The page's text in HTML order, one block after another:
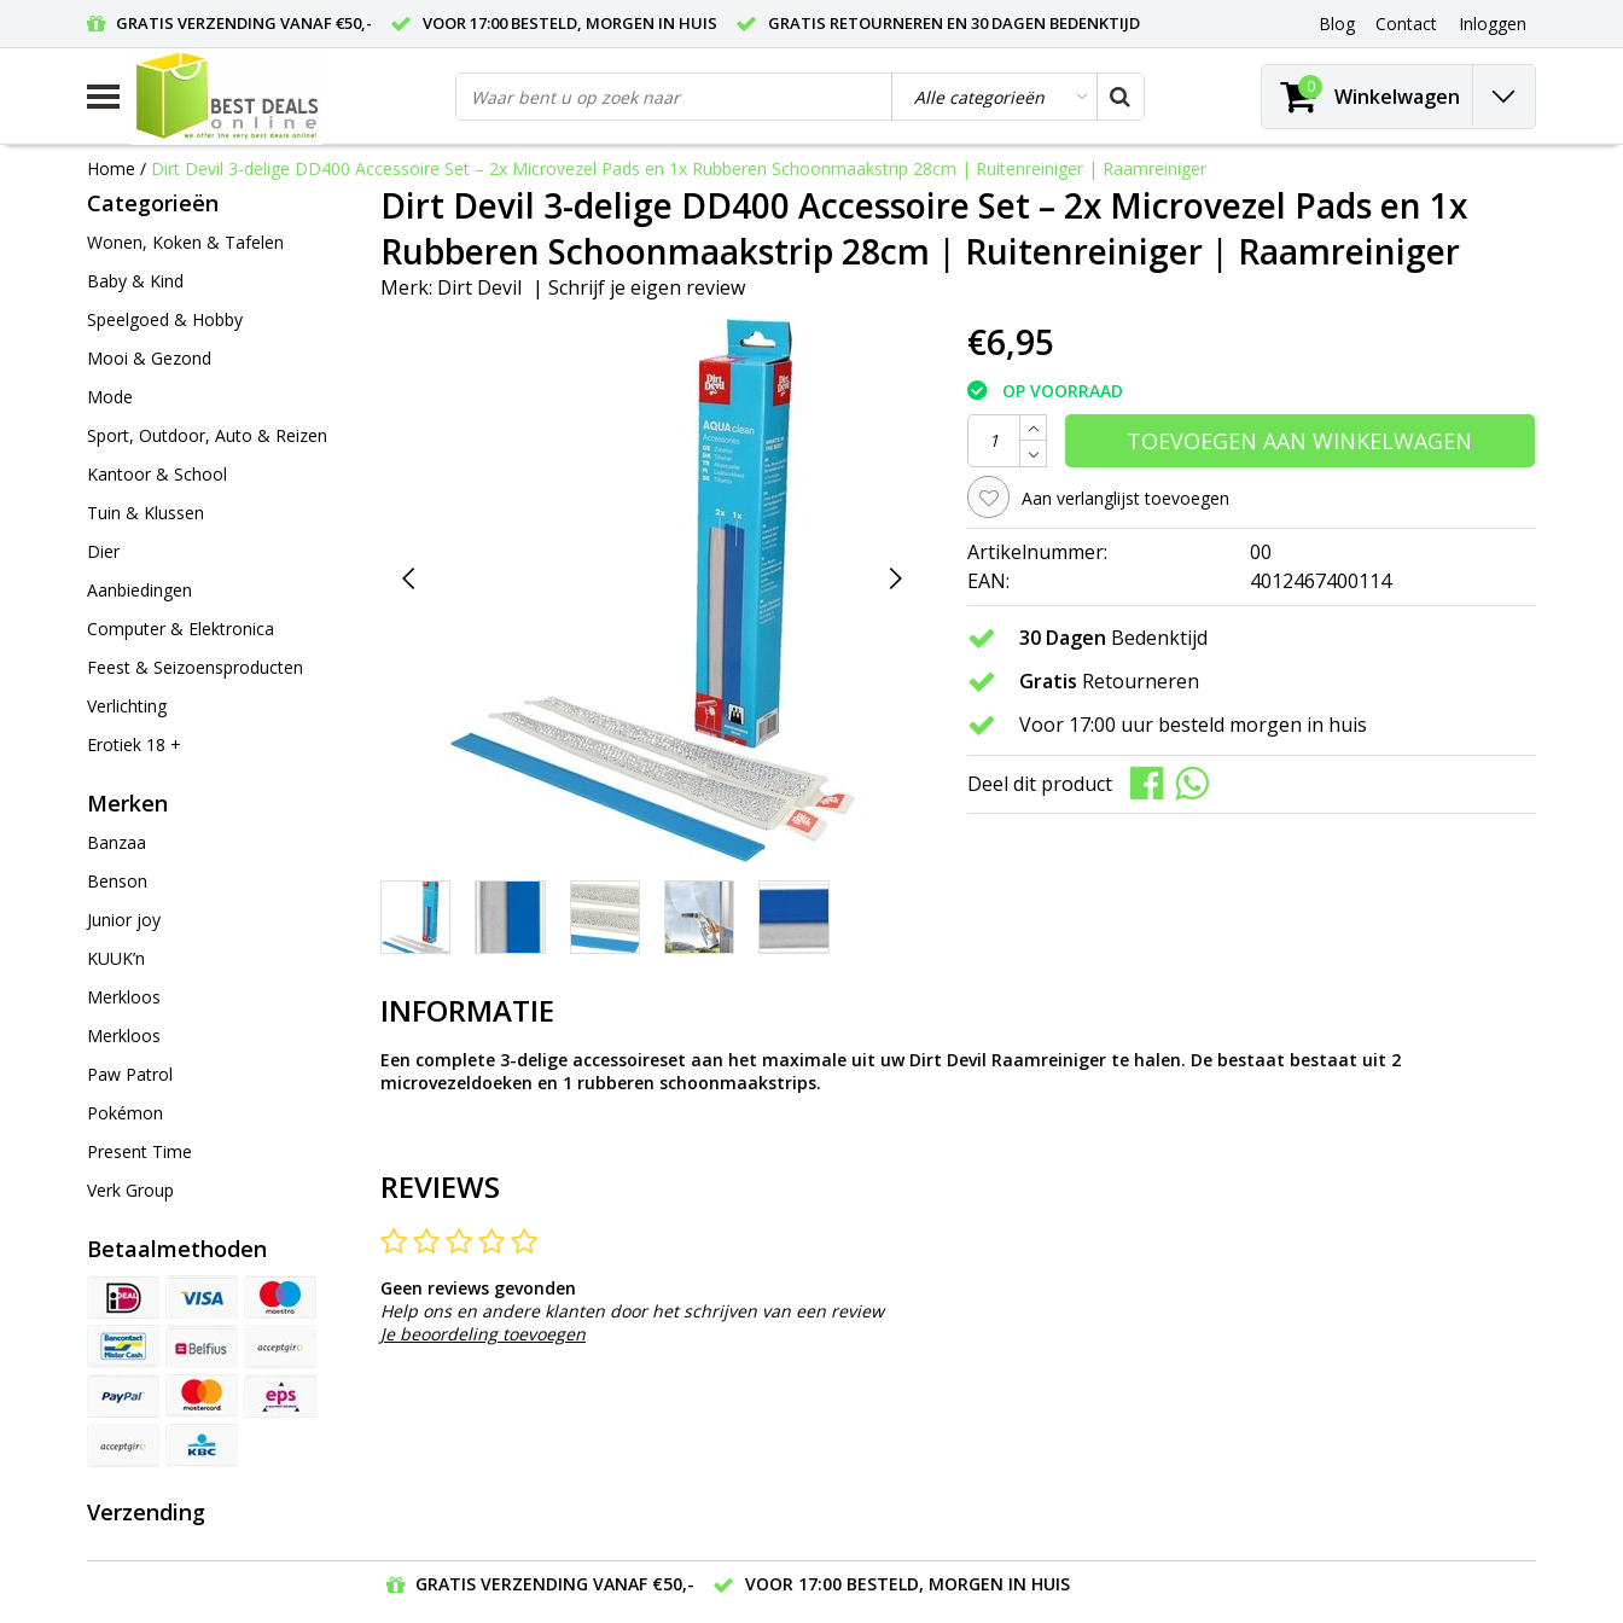
GRATIS VERZENDING VANAF €50,- VOOR 17:00 BESTELD, MORGEN IN HUIS GRATIS RETOURNEREN EN 30 DAGEN BEDENKTIJD Blog Contact Inloggen
0 Winkelwagen
Home / Dirt Devil 3-delige DD400 Accessoire Set – 2x Microvezel Pads en 1x Rubberen Schoonmaakstrip 28cm | Ruitenreiniger | Raamreiniger
Categorieën
Wonen, Koken & Tafelen
Baby & Kind
Speelgoed & Hobby
Mooi & Gezond
Mode
Sport, Outdoor, Auto & Reizen
Kantoor & School
Tuin & Klussen
Dier
Aanbiedingen
Computer & Elektronica
Feest & Seizoensproducten
Verlichting
Erotiek 18 +
Merken
Banzaa
Benson
Junior joy
KUUK’n
Merkloos
Merkloos
Paw Patrol
Pokémon
Present Time
Verk Group
Betaalmethoden
Verzending
Dirt Devil 3-delige DD400 Accessoire Set – 2x Microvezel Pads en 1x
Rubberen Schoonmaakstrip 28cm | Ruitenreiniger | Raamreiniger
Merk: Dirt Devil | Schrijf je eigen review
€6,95
OP VOORRAAD
TOEVOEGEN AAN WINKELWAGEN
Aan verlanglijst toevoegen
Artikelnummer:
00
EAN:
4012467400114
30 Dagen Bedenktijd
Gratis Retourneren
Voor 17:00 uur besteld morgen in huis
Deel dit product
INFORMATIE
Een complete 3-delige accessoireset aan het maximale uit uw Dirt Devil Raamreiniger te halen. De bestaat bestaat uit 2
microvezeldoeken en 1 rubberen schoonmaakstrips.
REVIEWS
Geen reviews gevonden
Help ons en andere klanten door het schrijven van een review
Je beoordeling toevoegen
GRATIS VERZENDING VANAF €50,-
VOOR 17:00 BESTELD, MORGEN IN HUIS